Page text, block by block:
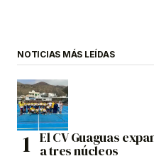
NOTICIAS MÁS LEÍDAS
El CV Guaguas
a tres núcleos